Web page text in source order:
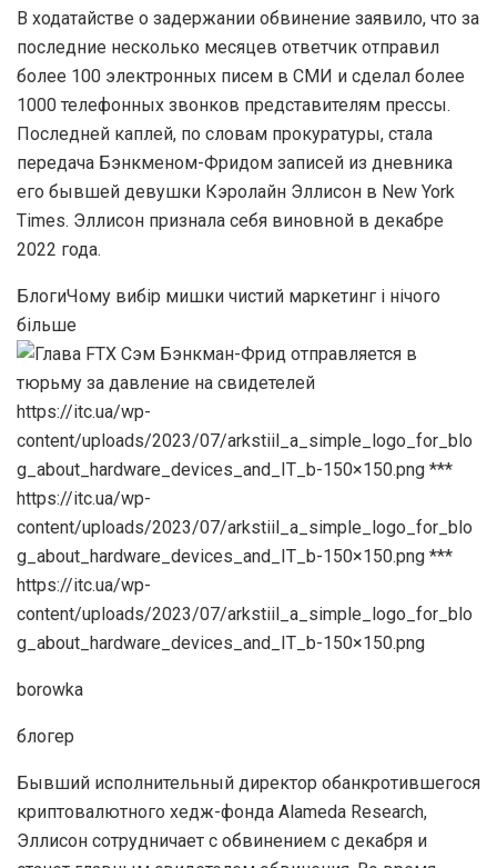
В ходатайстве о задержании обвинение заявило, что за
последние несколько месяцев ответчик отправил
более 100 электронных писем в СМИ и сделал более
1000 телефонных звонков представителям прессы.
Последней каплей, по словам прокуратуры, стала
передача Бэнкменом-Фридом записей из дневника
его бывшей девушки Кэролайн Эллисон в New York
Times. Эллисон признала себя виновной в декабре
2022 года.
БлогиЧому вибір мишки чистий маркетинг і нічого
більше
https://itc.ua/wp-
content/uploads/2023/07/arkstiil_a_simple_logo_for_blo
g_about_hardware_devices_and_IT_b-150×150.png ***
https://itc.ua/wp-
content/uploads/2023/07/arkstiil_a_simple_logo_for_blo
g_about_hardware_devices_and_IT_b-150×150.png ***
https://itc.ua/wp-
content/uploads/2023/07/arkstiil_a_simple_logo_for_blo
g_about_hardware_devices_and_IT_b-150×150.png
borowka
блогер
Бывший исполнительный директор обанкротившегося
криптовалютного хедж-фонда Alameda Research,
Эллисон сотрудничает с обвинением с декабря и